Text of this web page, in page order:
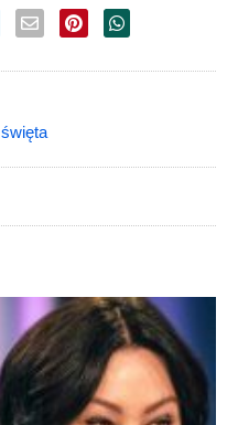
święta